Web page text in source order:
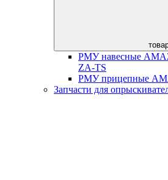
РМУ навесные
ZA-TS
РМУ прицепные
Запчасти для